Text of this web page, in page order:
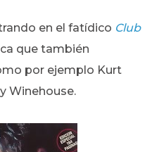
en el fatídico Club
que también
por ejemplo Kurt
Winehouse.